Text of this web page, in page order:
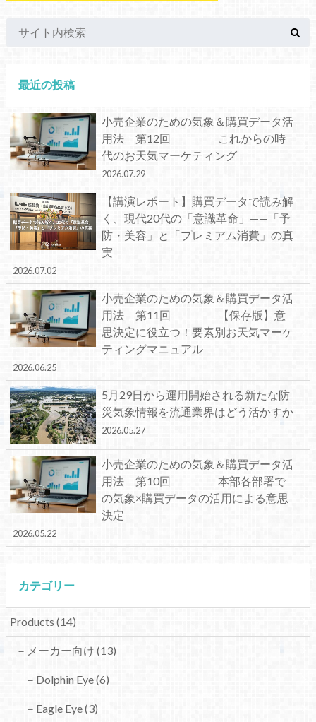
最近の投稿
小売企業のための気象＆購買データ活
用法 第12回 これからの時
代のお天気マーケティング
2026.07.29
【講演レポート】購買データで読み解
く、現代20代の「意識革命」——「予
防・美容」と「プレミアム消費」の真
実
2026.07.02
小売企業のための気象＆購買データ活
用法 第11回 【保存版】意
思決定に役立つ！要素別お天気マーケ
ティングマニュアル
2026.06.25
5月29日から運用開始される新たな防
災気象情報を流通業界はどう活かすか
2026.05.27
小売企業のための気象＆購買データ活
用法 第10回 本部各部署で
の気象×購買データの活用による意思
決定
2026.05.22
カテゴリー
Products (14)
－メーカー向け (13)
－Dolphin Eye(6)
－Eagle Eye(3)